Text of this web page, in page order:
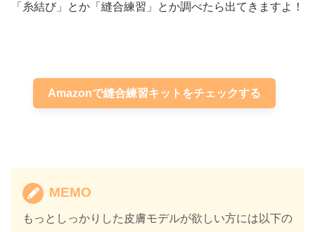
「糸結び」とか「縫合練習」とか調べたら出てきますよ！
Amazonで縫合練習キットをチェックする
MEMO
もっとしっかりした皮膚モデルが欲しい方には以下の